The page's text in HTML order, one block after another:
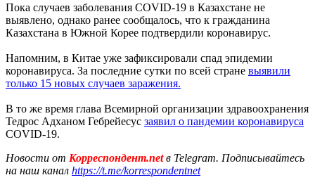
Пока случаев заболевания COVID-19 в Казахстане не
выявлено, однако ранее сообщалось, что к гражданина
Казахстана в Южной Корее подтвердили коронавирус.
Напомним, в Китае уже зафиксировали спад эпидемии
коронавируса. За последние сутки по всей стране выявили
только 15 новых случаев заражения.
В то же время глава Всемирной организации здравоохранения
Тедрос Адханом Гебрейесус заявил о пандемии коронавируса
COVID-19.
Новости от Корреспондент.netв Telegram. Подписывайтесь
на наш канал https://t.me/korrespondentnet